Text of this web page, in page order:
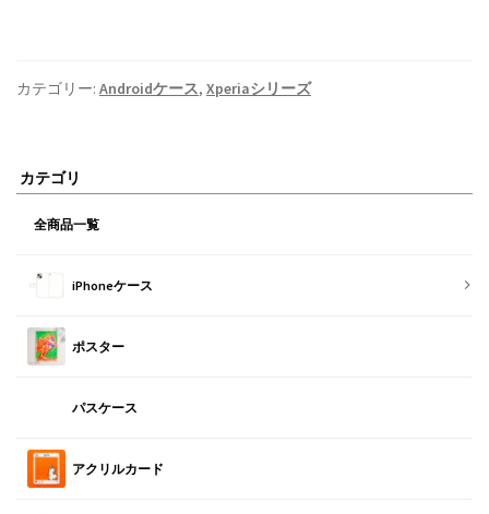
カテゴリー: Androidケース, Xperiaシリーズ
カテゴリ
全商品一覧
iPhoneケース
ポスター
パスケース
アクリルカード